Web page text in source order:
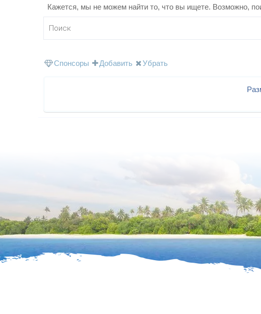
Кажется, мы не можем найти то, что вы ищете. Возможно,
Спонсоры Добавить Убрать